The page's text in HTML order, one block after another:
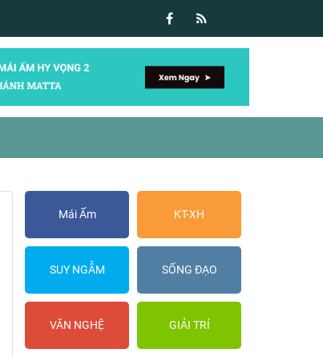
Mái Ấm KT-XH
SUY NGẪM SỐNG ĐẠO
VĂN NGHỆ GIẢI TRÍ